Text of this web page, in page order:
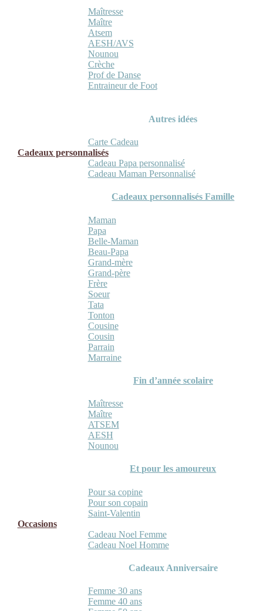
Maîtresse
Maître
Atsem
AESH/AVS
Nounou
Crèche
Prof de Danse
Entraineur de Foot
Autres idées
Carte Cadeau
Cadeaux personnalisés
Cadeau Papa personnalisé
Cadeau Maman Personnalisé
Cadeaux personnalisés Famille
Maman
Papa
Belle-Maman
Beau-Papa
Grand-mère
Grand-père
Frère
Soeur
Tata
Tonton
Cousine
Cousin
Parrain
Marraine
Fin d’année scolaire
Maîtresse
Maître
ATSEM
AESH
Nounou
Et pour les amoureux
Pour sa copine
Pour son copain
Saint-Valentin
Occasions
Cadeau Noel Femme
Cadeau Noel Homme
Cadeaux Anniversaire
Femme 30 ans
Femme 40 ans